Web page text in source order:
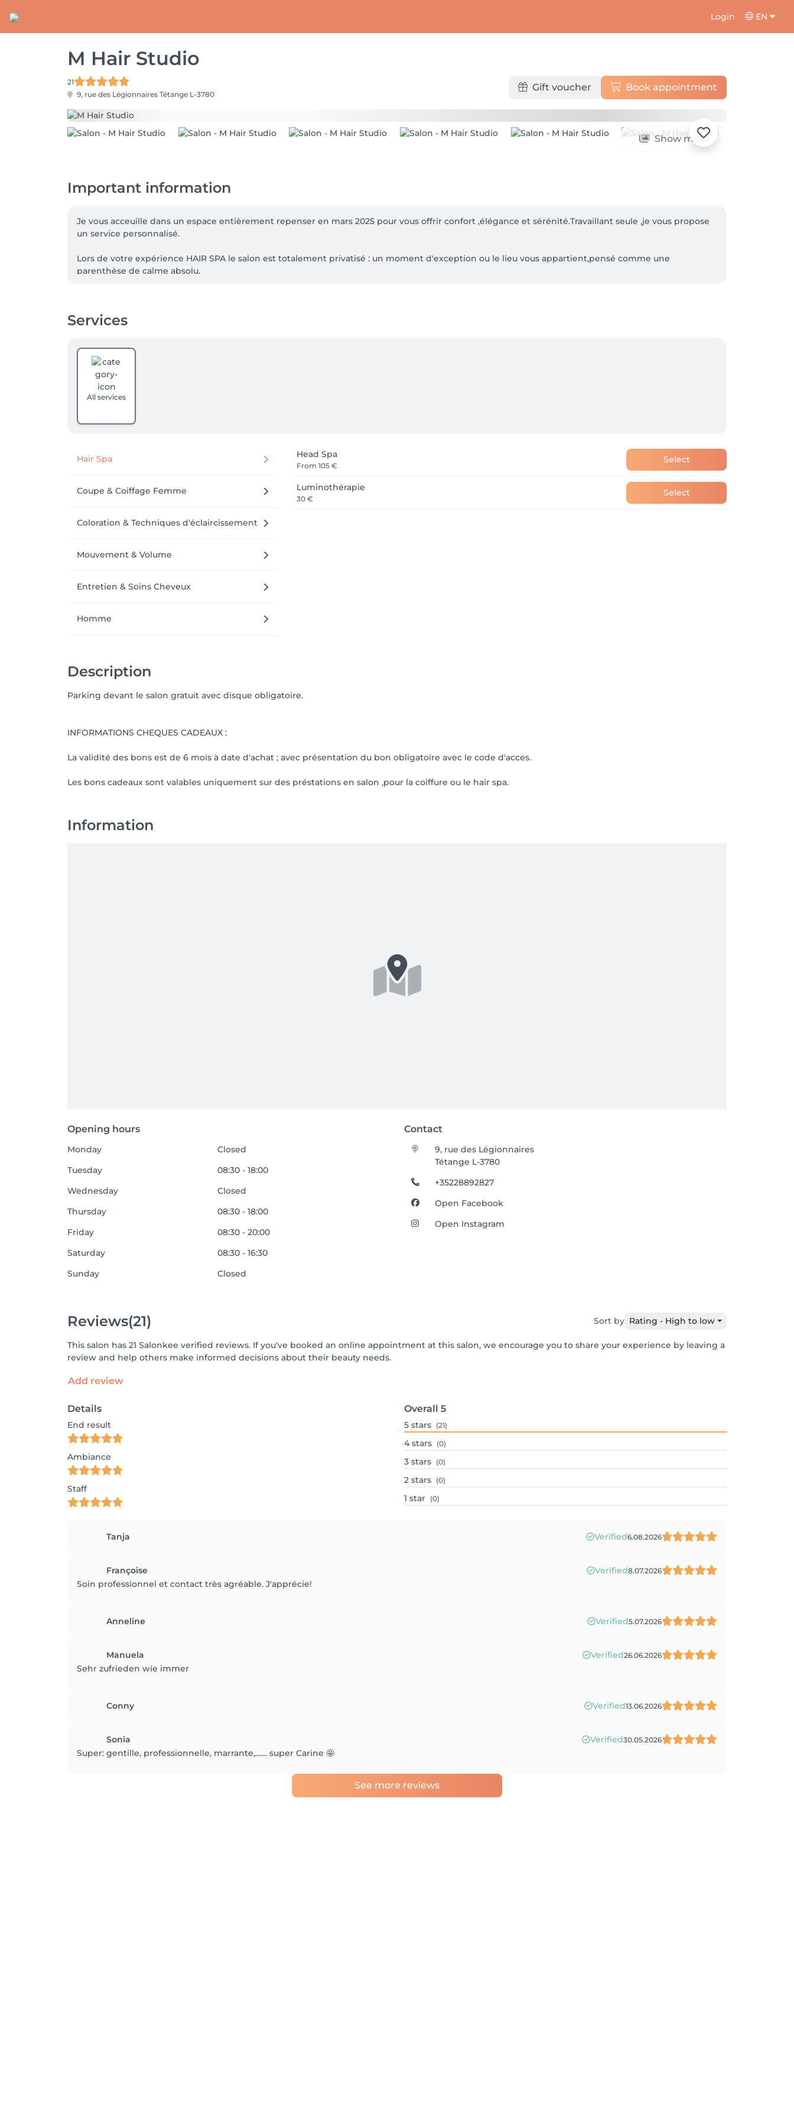
Login EN
M Hair Studio
21
9, rue des Légionnaires Tétange L-3780
Gift voucher Book appointment
Show more
Important information
Je vous acceuille dans un espace entièrement repenser en mars 2025 pour vous offrir confort ,élégance et sérénité.Travaillant seule ,je vous propose
un service personnalisé.
Lors de votre expérience HAIR SPA le salon est totalement privatisé : un moment d'exception ou le lieu vous appartient,pensé comme une
parenthèse de calme absolu.
Je travaille avec les soins et colorations BIO  et VEGAN de la gamme Every Green (sans ammoniaque ,ni silicones,parabenes) ; enrichies en huiles
Au plaisir de vous acceuillir pour un moment de bien-etre.
Services
All services
Hair Spa
Coupe & Coiffage Femme
Coloration & Techniques d'éclaircissement
Mouvement & Volume
Entretien & Soins Cheveux
Homme
Head Spa
From 105 €
Select
Luminothérapie
30 €
Select
Description
Parking devant le salon gratuit avec disque obligatoire.
INFORMATIONS CHEQUES CADEAUX :
La validité des bons est de 6 mois à date d'achat ; avec présentation du bon obligatoire avec le code d'acces.
Information
Opening hours Contact
Monday
Closed
Tuesday
08:30 - 18:00
Wednesday
Closed
Thursday
08:30 - 18:00
Friday
08:30 - 20:00
Saturday
08:30 - 16:30
Sunday
Closed
9, rue des Légionnaires
Tétange L-3780
+35228892827
Open Facebook
Open Instagram
Reviews(21) Sort by Rating - High to low
This salon has 21 Salonkee verified reviews. If you've booked an online appointment at this salon, we encourage you to share your experience by leaving a
review and help others make informed decisions about their beauty needs.
Add review
Details
End result
Ambiance
Staff
Overall 5
5 stars (21)
4 stars (0)
3 stars (0)
2 stars (0)
1 star (0)
Tanja Verified6.08.2026
Françoise Verified8.07.2026
Soin professionnel et contact très agréable. J'apprécie!
Anneline Verified5.07.2026
Manuela Verified26.06.2026
Sehr zufrieden wie immer
Conny Verified13.06.2026
Sonia Verified30.05.2026
Super: gentille, professionnelle, marrante,…… super Carine 🤩
See more reviews